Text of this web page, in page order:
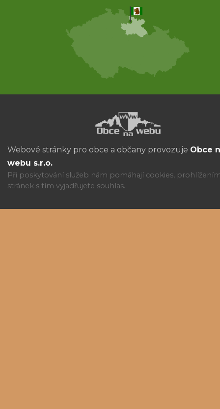
Webové stránky pro obce a občany provozuje Obce
webu s.r.o.
Při poskytování služeb nám pomáhají cookies,
stránek s tím vyjadřujete souhlas.